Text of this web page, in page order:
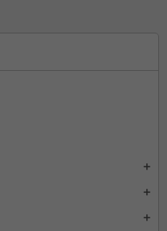
add
add
add